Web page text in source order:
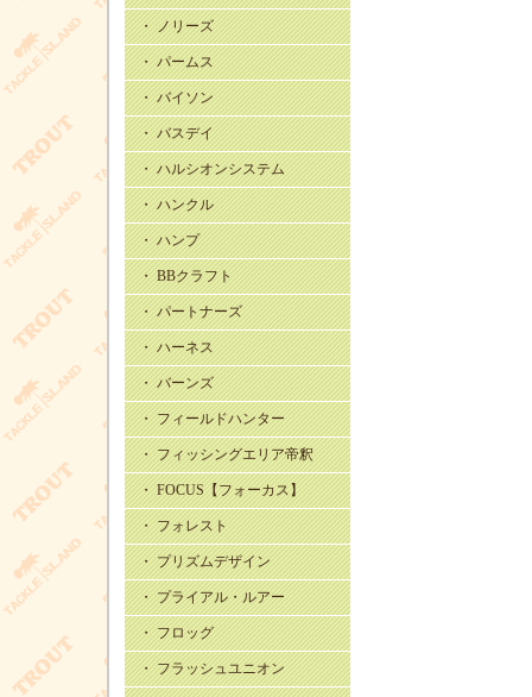
・ ノリーズ
・ パームス
・ バイソン
・ バスデイ
・ ハルシオンシステム
・ ハンクル
・ ハンプ
・ BBクラフト
・ パートナーズ
・ ハーネス
・ バーンズ
・ フィールドハンター
・ フィッシングエリア帝釈
・ FOCUS【フォーカス】
・ フォレスト
・ プリズムデザイン
・ プライアル・ルアー
・ フロッグ
・ フラッシュユニオン